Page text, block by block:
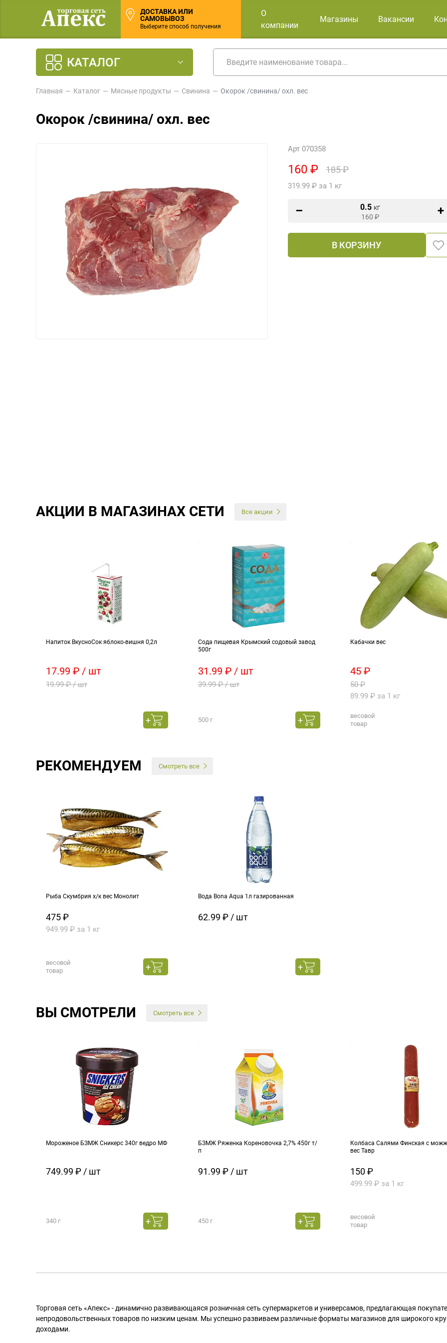
ДОСТАВКА ИЛИ
САМОВЫВОЗ
Выберите способ получения
О
компании
Магазины Вакансии
КАТАЛОГ
Главная Каталог Мясные продукты Свинина Окорок /свинина/ охл. вес
Окорок /свинина/ охл. вес
Арт 070358
160 ₽ 185 ₽
319.99 ₽ за 1 кг
0.5 кг
160 ₽
В КОРЗИНУ
АКЦИИ В МАГАЗИНАХ СЕТИ Все акции
Напиток ВкусноСок яблоко-вишня 0,2л
17.99 ₽ / шт
19.99 ₽ / шт
Сода пищевая Крымский содовый завод
500г
31.99 ₽ / шт
39.99 ₽ / шт
500 г
Кабачки вес
45 ₽
50 ₽
89.99 ₽ за 1 кг
весовой
товар
РЕКОМЕНДУЕМ Смотреть все
Рыба Скумбрия х/к вес Монолит
475 ₽
949.99 ₽ за 1 кг
весовой
товар
Вода Bona Aqua 1л газированная
62.99 ₽ / шт
ВЫ СМОТРЕЛИ Смотреть все
Мороженое БЗМЖ Сникерс 340г ведро МФ
749.99 ₽ / шт
340 г
БЗМЖ Ряженка Кореновочка 2,7% 450г т/
п
91.99 ₽ / шт
450 г
Колбаса Салями Финская с
вес Тавр
150 ₽
499.99 ₽ за 1 кг
весовой
товар
Торговая сеть «Апекс» - динамично развивающаяся розничная сеть супермаркетов и универсамов, предлагающая
непродовольственных товаров по низким ценам. Мы успешно развиваем различные форматы магазинов для широкого
доходами.